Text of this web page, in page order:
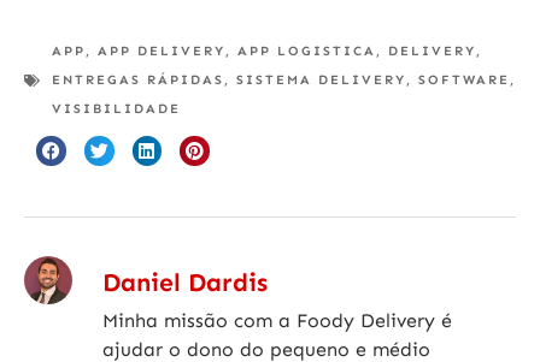
APP , APP DELIVERY , APP LOGISTICA , DELIVERY ,
ENTREGAS RÁPIDAS , SISTEMA DELIVERY , SOFTWARE ,
VISIBILIDADE
Daniel Dardis
Minha missão com a Foody Delivery é
ajudar o dono do pequeno e médio